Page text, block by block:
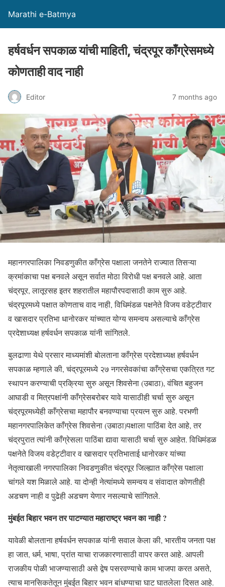
Marathi e-Batmya
हर्षवर्धन सपकाळ यांची माहिती, चंद्रपूर काँग्रेसमध्ये
कोणताही वाद नाही
Editor 7 months ago
महानगरपालिका निवडणुकीत काँग्रेस पक्षाला जनतेने राज्यात तिसऱ्या
क्रमांकाचा पक्ष बनवले असून सर्वात मोठा विरोधी पक्ष बनवले आहे. आता
चंद्रपूर, लातूरसह इतर शहरातील महापौरपदासाठी काम सुरु आहे.
चंद्रपूरमध्ये पक्षात कोणताच वाद नाही, विधिमंडळ पक्षनेते विजय वडेट्टीवार
व खासदार प्रतिभा धानोरकर यांच्यात योग्य समन्वय असल्याचे काँग्रेस
प्रदेशाध्यक्ष हर्षवर्धन सपकाळ यांनी सांगितले.
बुलढाणा येथे प्रसार माध्यमांशी बोलताना काँग्रेस प्रदेशाध्यक्ष हर्षवर्धन
सपकाळ म्हणाले की, चंद्रपूरमध्ये २७ नगरसेवकांचा काँग्रेसचा एकत्रित गट
स्थापन करण्याची प्रक्रिया सुरु असून शिवसेना (उबाठा), वंचित बहुजन
आघाडी व मित्रपक्षांनी काँग्रेसबरोबर यावे यासाठीही चर्चा सुरु असून
चंद्रपूरमध्येही काँग्रेसचा महापौर बनवण्याचा प्रयत्न सुरु आहे. परभणी
महानगरपालिकेत काँग्रेस शिवसेना (उबाठा)पक्षाला पाठिंबा देत आहे, तर
चंद्रपुरात त्यांनी काँग्रेसला पाठिंबा द्यावा यासाठी चर्चा सुरु आहेत. विधिमंडळ
पक्षनेते विजय वडेट्टीवार व खासदार प्रतिभाताई धानोरकर यांच्या
नेतृत्वाखाली नगरपालिका निवडणुकीत चंद्रपूर जिल्ह्यात काँग्रेस पक्षाला
चांगले यश मिळाले आहे. या दोन्ही नेत्यांमध्ये समन्वय व संवादात कोणतीही
अडचण नाही व पुढेही अडचण येणार नसल्याचे सांगितले.
मुंबईत बिहार भवन तर पाटण्यात महाराष्ट्र भवन का नाही ?
यावेळी बोलताना हर्षवर्धन सपकाळ यांनी सवाल केला की, भारतीय जनता पक्ष
हा जात, धर्म, भाषा, प्रांत याचा राजकारणासाठी वापर करत आहे. आपली
राजकीय पोळी भाजण्यासाठी असे द्वेष पसरवण्याचे काम भाजपा करत असते,
त्याच मानसिकतेतून मुंबईत बिहार भवन बांधण्याचा घाट घातलेला दिसत आहे.